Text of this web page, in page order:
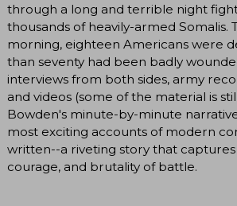
through a long and terrible night
thousands of heavily-armed Somalis.
morning, eighteen Americans were
than seventy had been badly
interviews from both sides, army
and videos (some of the material is
Bowden's minute-by-minute
most exciting accounts of modern
written--a riveting story that
courage, and brutality of battle.